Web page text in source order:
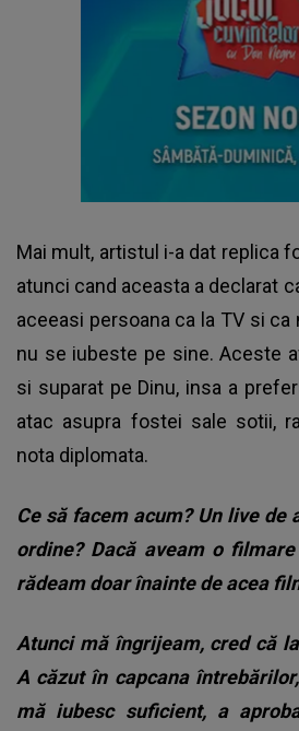
Mai mult, artistul i-a dat replica
atunci cand aceasta a declarat
aceeasi persoana ca la TV si
nu se iubeste pe sine. Aceste
si suparat pe Dinu, insa a
atac asupra fostei sale sotii,
nota diplomata.
Ce să facem acum? Un live de
ordine? Dacă aveam o
rădeam doar înainte de acea
Atunci mă îngrijeam, cred că
A căzut în capcana
mă iubesc suficient, a